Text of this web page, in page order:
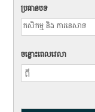
ប្រធានបទ
ចន្លោះពេលវេលា